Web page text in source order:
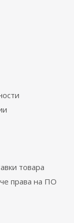
товара
права на ПО